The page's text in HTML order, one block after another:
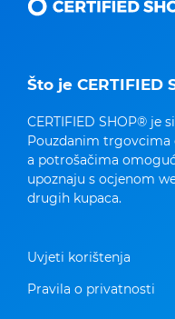
Što je CERTIFIED
CERTIFIED SHOP® je
Pouzdanim trgovcima
a potrošačima
upoznaju s ocjenom
drugih kupaca.
Uvjeti korištenja
Pravila o privatnosti